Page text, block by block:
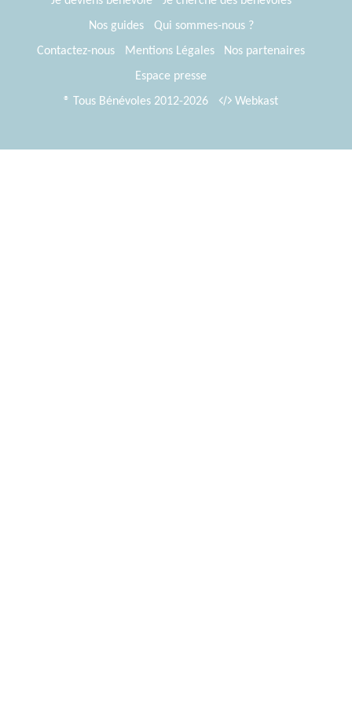
Nos guides
Qui sommes-nous ?
Contactez-nous
Mentions Légales
Nos partenaires
Espace presse
® Tous Bénévoles 2012-2026
Webkast